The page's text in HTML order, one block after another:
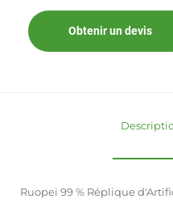
Obtenir un devis
Ruopei 99 % Réplique